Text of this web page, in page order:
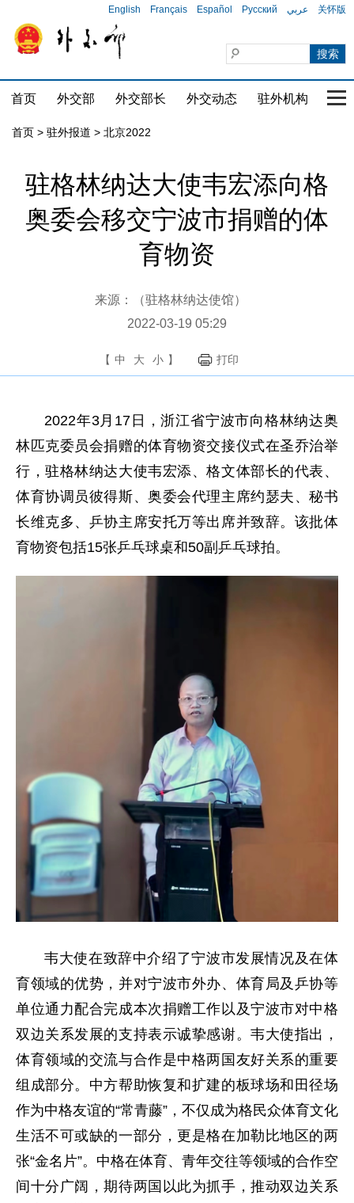
English Français Español Русский عربي 关怀版
首页 外交部 外交部长 外交动态 驻外机构 国
首页 > 驻外报道 > 北京2022
驻格林纳达大使韦宏添向格
奥委会移交宁波市捐赠的体
育物资
来源：（驻格林纳达使馆）
2022-03-19 05:29
【 中 大 小 】 打印
2022年3月17日，浙江省宁波市向格林纳达奥
林匹克委员会捐赠的体育物资交接仪式在圣乔治举
行，驻格林纳达大使韦宏添、格文体部长的代表、
体育协调员彼得斯、奥委会代理主席约瑟夫、秘书
长维克多、乒协主席安托万等出席并致辞。该批体
育物资包括15张乒乓球桌和50副乒乓球拍。
韦大使在致辞中介绍了宁波市发展情况及在体
育领域的优势，并对宁波市外办、体育局及乒协等
单位通力配合完成本次捐赠工作以及宁波市对中格
双边关系发展的支持表示诚挚感谢。韦大使指出，
体育领域的交流与合作是中格两国友好关系的重要
组成部分。中方帮助恢复和扩建的板球场和田径场
作为中格友谊的“常青藤”，不仅成为格民众体育文化
生活不可或缺的一部分，更是格在加勒比地区的两
张“金名片”。中格在体育、青年交往等领域的合作空
间十分广阔，期待两国以此为抓手，推动双边关系